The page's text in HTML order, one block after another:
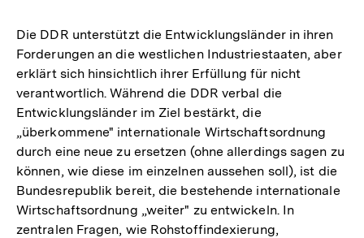
Die DDR unterstützt die Entwicklungsländer in ihren
Forderungen an die westlichen Industriestaaten, aber
erklärt sich hinsichtlich ihrer Erfüllung für nicht
verantwortlich. Während die DDR verbal die
Entwicklungsländer im Ziel bestärkt, die
„überkommene" internationale Wirtschaftsordnung
durch eine neue zu ersetzen (ohne allerdings sagen zu
können, wie diese im einzelnen aussehen soll), ist die
Bundesrepublik bereit, die bestehende internationale
Wirtschaftsordnung „weiter" zu entwickeln. In
zentralen Fragen, wie Rohstoffindexierung,